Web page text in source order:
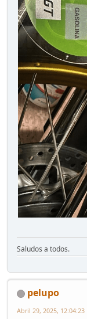
Saludos a todos.
pelupo
Abril 29, 2025, 12:04:23